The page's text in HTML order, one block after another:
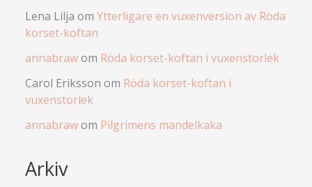
Lena Lilja om Ytterligare en vuxenversion av Röda
korset-koftan
annabrawom Röda korset-koftan i vuxenstorlek
Carol Eriksson om Röda korset-koftan i
vuxenstorlek
annabrawom Pilgrimens mandelkaka
Arkiv